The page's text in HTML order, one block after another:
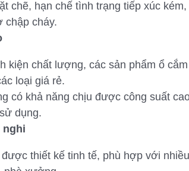
chẽ, hạn chế tình trạng tiếp xúc
chập cháy.
kiện chất lượng, các sản phẩm ổ
loại giá rẻ.
có khả năng chịu được công suất
dụng.
nghi
thiết kế tinh tế, phù hợp với